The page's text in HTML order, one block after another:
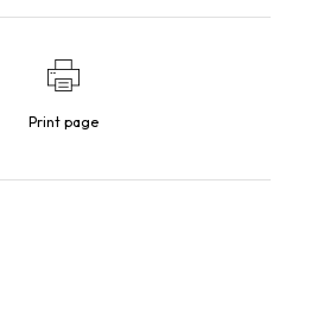
Print page